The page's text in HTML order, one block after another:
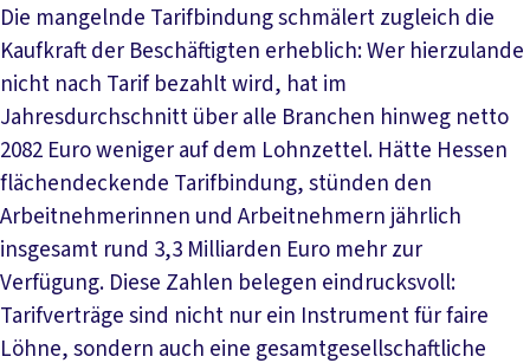
Die mangelnde Tarifbindung schmälert zugleich die
Kaufkraft der Beschäftigten erheblich: Wer hierzulande
nicht nach Tarif bezahlt wird, hat im
Jahresdurchschnitt über alle Branchen hinweg netto
2082 Euro weniger auf dem Lohnzettel. Hätte Hessen
flächendeckende Tarifbindung, stünden den
Arbeitnehmerinnen und Arbeitnehmern jährlich
insgesamt rund 3,3 Milliarden Euro mehr zur
Verfügung. Diese Zahlen belegen eindrucksvoll:
Tarifverträge sind nicht nur ein Instrument für faire
Löhne, sondern auch eine gesamtgesellschaftliche